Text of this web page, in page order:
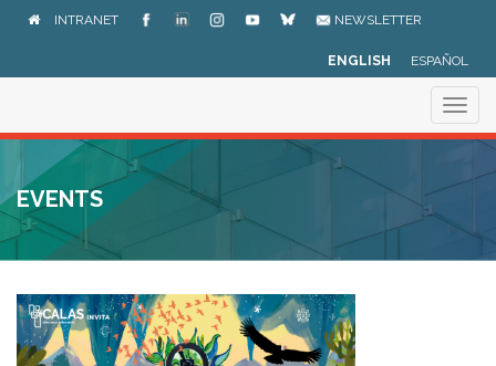
INTRANET NEWSLETTER
ENGLISH ESPAÑOL
EVENTS